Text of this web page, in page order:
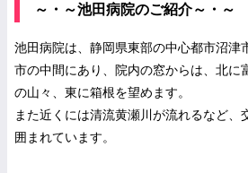
～・～池田病院のご紹介～・～
池田病院は、静岡県東部の中心都市沼津
市の中間にあり、院内の窓からは、北に
の山々、東に箱根を望めます。
また近くには清流黄瀬川が流れるなど、
囲まれています。